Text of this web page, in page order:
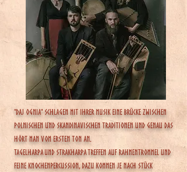
"Daj Ognia" schlagen mit ihrer Musik eine Brücke zwischen
polnischen und skandinavischen Traditionen und genau das
hört man vom ersten Ton an.
Tagelharpa und Strakharpa treffen auf Rahmentrommel und
feine Knochenpercussion, dazu kommen je nach Stück